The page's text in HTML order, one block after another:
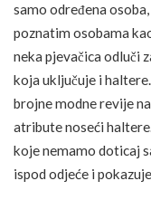
samo određena
poznatim osobama
neka pjevačica odluči
koja uključuje i
brojne modne revije
atribute noseći
koje nemamo doticaj
ispod odjeće i